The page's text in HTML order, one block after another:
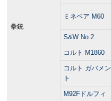
拳銃
ミネベア M60
S&W No.2
コルト M1860
コルト ガバメン
ト
M92Fドルフィ